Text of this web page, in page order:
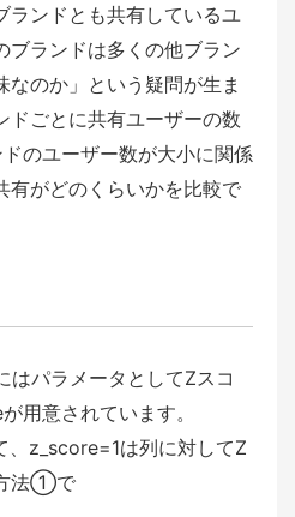
ランドとも共有しているユ
ブランドは多くの他ブラン
なのか」という疑問が生ま
ドごとに共有ユーザーの数
のユーザー数が大小に関係
有がどのくらいかを比較で
パラメータとしてZスコ
用意されています。
z_score=1は列に対してZ
法①で